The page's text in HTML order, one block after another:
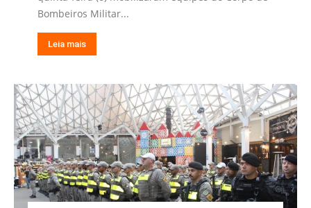
Bombeiros Militar...
Leia mais